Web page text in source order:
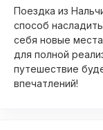
Поездка из
способ
себя новые
для полной
путешествие
впечатлений!